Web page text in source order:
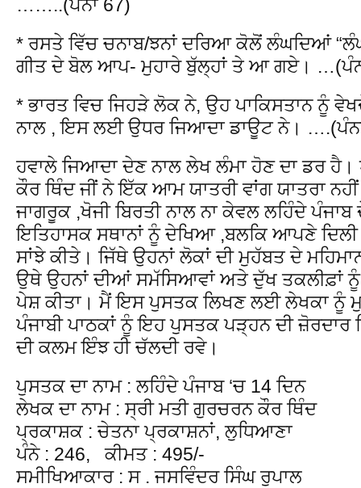
……..(ਪੰਨਾ 67)
* ਰਸਤੇ ਵਿੱਚ ਚਨਾਬ/ਝਨਾਂ ਦਰਿਆ ਕੋਲੋਂ ਲੰਘਦਿਆਂ
ਗੀਤ ਦੇ ਬੋਲ ਆਪ- ਮੁਹਾਰੇ ਬੁੱਲ੍ਹਾਂ ਤੇ ਆ ਗਏ।
* ਭਾਰਤ ਵਿਚ ਜਿਹੜੇ ਲੋਕ ਨੇ, ਉਹ ਪਾਕਿਸਤਾਨ ਨੂੰ
ਨਾਲ , ਇਸ ਲਈ ਉਧਰ ਜਿਆਦਾ ਡਾਊਟ ਨੇ।
ਹਵਾਲੇ ਜਿਆਦਾ ਦੇਣ ਨਾਲ ਲੇਖ ਲੰਮਾ ਹੋਣ ਦਾ ਡਰ
ਕੌਰ ਥਿੰਦ ਜੀਂ ਨੇ ਇੱਕ ਆਮ ਯਾਤਰੀ ਵਾਂਗ ਯਾਤਰਾ
ਜਾਗਰੂਕ ,ਖੋਜੀ ਬਿਰਤੀ ਨਾਲ ਨਾ ਕੇਵਲ ਲਹਿੰਦੇ
ਇਤਿਹਾਸਕ ਸਥਾਨਾਂ ਨੂੰ ਦੇਖਿਆ ,ਬਲਕਿ ਆਪਣੇ ਦਿਲੀ
ਸਾਂਝੇ ਕੀਤੇ। ਜਿੱਥੇ ਉਹਨਾਂ ਲੋਕਾਂ ਦੀ ਮੁਹੱਬਤ ਦੇ
ਉਥੇ ਉਹਨਾਂ ਦੀਆਂ ਸਮੱਸਿਆਵਾਂ ਅਤੇ ਦੁੱਖ ਤਕਲੀਫ਼ਾਂ
ਪੇਸ਼ ਕੀਤਾ। ਮੈਂ ਇਸ ਪੁਸਤਕ ਲਿਖਣ ਲਈ ਲੇਖਕਾ ਨੂੰ
ਪੰਜਾਬੀ ਪਾਠਕਾਂ ਨੂੰ ਇਹ ਪੁਸਤਕ ਪੜ੍ਹਨ ਦੀ ਜ਼ੋਰਦਾਰ
ਦੀ ਕਲਮ ਇੰਝ ਹੀ ਚੱਲਦੀ ਰਵੇ।
ਪੁਸਤਕ ਦਾ ਨਾਮ : ਲਹਿੰਦੇ ਪੰਜਾਬ ‘ਚ 14 ਦਿਨ
ਲੇਖਕ ਦਾ ਨਾਮ : ਸ੍ਰੀ ਮਤੀ ਗੁਰਚਰਨ ਕੌਰ ਥਿੰਦ
ਪ੍ਰਕਾਸ਼ਕ : ਚੇਤਨਾ ਪ੍ਰਕਾਸ਼ਨਾਂ, ਲੁਧਿਆਣਾ
ਪੰਨੇ : 246, ਕੀਮਤ : 495/-
ਸਮੀਖਿਆਕਾਰ : ਸ . ਜਸਵਿੰਦਰ ਸਿੰਘ ਰੁਪਾਲ